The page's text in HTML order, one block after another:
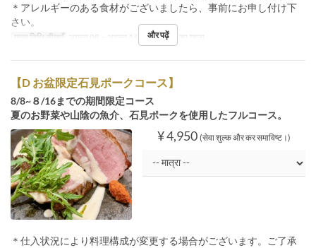
＊アレルギーのある食材がございましたら、事前にお申し付け下
さい。
मान्य तिथि सीमाएँ अगस्त 08 ~ अगस्त 16 भोजन रात का खाना
और पढ़ें
【D お盆限定石見ポークコース】
8/8~８/16までの期間限定コース
夏のお野菜や山陰の魚介、石見ポークを使用したフルコース。
¥ 4,950 (सेवा शुल्क और कर समाविष्ट।)
＊仕入状況により料理構成が変更する場合がございます。ご了承